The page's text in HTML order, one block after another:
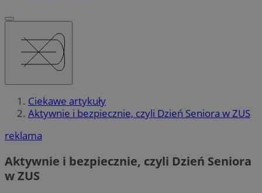
Ciekawe artykuły
Aktywnie i bezpiecznie, czyli Dzień Seniora w ZUS
reklama
Aktywnie i bezpiecznie, czyli Dzień Seniora
w ZUS